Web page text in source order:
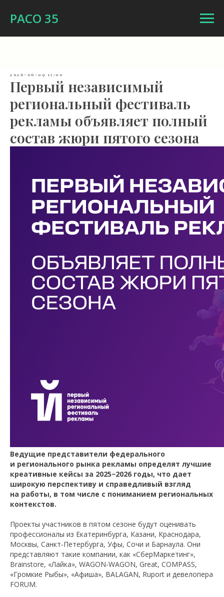
РАСО 35
2026-06-09 15:00
Первый независимый
региональный фестиваль
рекламы объявляет полный
состав жюри пятого сезона
Ведущие представители федерального
и регионального рынка рекламы определят лучшие
креативные кейсы за 2025−2026 годы, что дает
широкую перспективу и справедливый взгляд
на работы, в том числе с пониманием региональных
контекстов.
Проекты участников в пятом сезоне будут оценивать
профессионалы из Екатеринбурга, Казани, Краснодара,
Москвы, Санкт-Петербурга, Уфы, Сочи и Барнаула. Они
представляют такие компании, как «СберМаркетинг»,
Brainstore, «Лайка», WAGON-WAGON, Great, COMPASS,
«Громкие Рыбы», «Афиша», BALAGAN, Ruport и девелопера
FORUM.